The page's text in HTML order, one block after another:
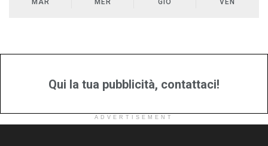
MAR MER GIO VEN
Qui la tua pubblicità, contattaci!
ADVERTISEMENT